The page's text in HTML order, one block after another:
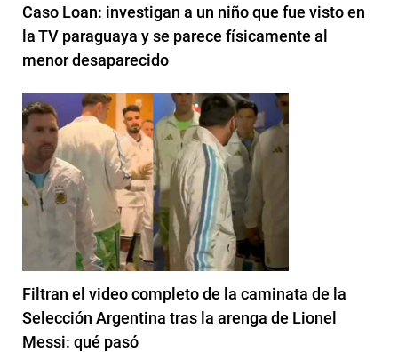
Caso Loan: investigan a un niño que fue visto en
la TV paraguaya y se parece físicamente al
menor desaparecido
Filtran el video completo de la caminata de la
Selección Argentina tras la arenga de Lionel
Messi: qué pasó